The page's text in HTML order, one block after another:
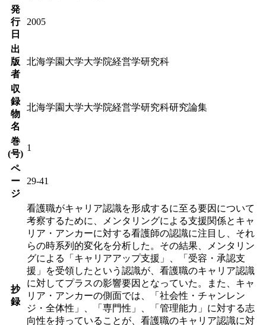
発
行
日
2005
出
版
者
北海学園大学大学院経営学研究科
収
録
物
名
北海学園大学大学院経営学研究科研究論集
巻
(号)
1
ペ
ー
ジ
29-41
抄
録
看護職がキャリア認識を形成するに至る要因について
考察するために、メンタリングによる支援関係とキャ
リア・アンカーに対する看護師の認識に注目し、それ
らの時系列的変化を分析した。その結果、メンタリン
グによる「キャリアアップ支援」、「受容・承認支
援」を受領したという認識が、看護職のキャリア認識
に対してプラスの影響要因となっていた。また、キャ
リア・アンカーの側面では、「社会性・チャンレン
ジ・全体性」、「専門性」、「管理能力」に対する志
向性を持っていることが、看護職のキャリア認識に対